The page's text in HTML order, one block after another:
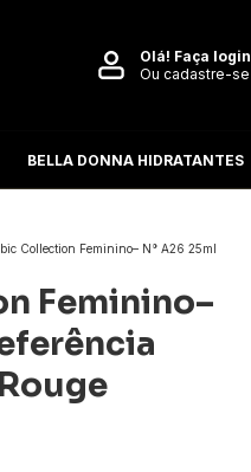
Olá! Faça login
Ou cadastre-se
BELLA DONNA HIDRATANTES
Collection Feminino– N° A26 25ml
Feminino–